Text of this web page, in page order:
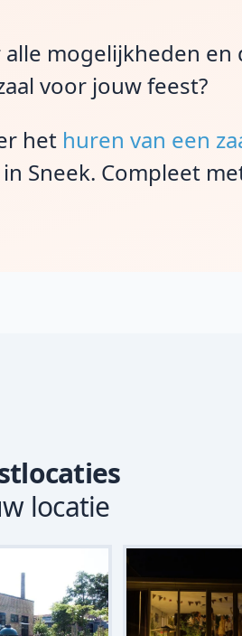
mogelijkheden en
voor jouw feest?
het huren van een
in Sneek. Compleet
locatie